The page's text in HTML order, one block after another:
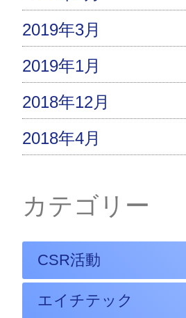
2019年3月
2019年1月
2018年12月
2018年4月
カテゴリー
CSR活動
エイチテック